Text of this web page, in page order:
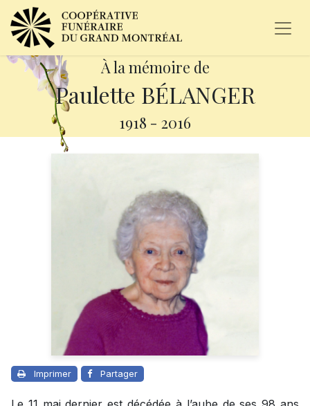
À la mémoire de
Paulette BÉLANGER
1918 - 2016
Imprimer Partager